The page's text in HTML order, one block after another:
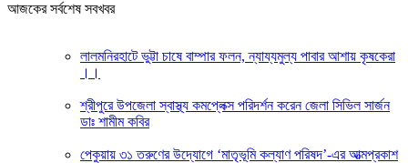
আজকের সর্বশেষ সবখবর
লালমনিরহাটে ভুট্টা চাষে বাম্পার ফলন, ন্যায্যমুল্য পাবার আশায় কৃষকেরা
।।
শ্রীপুরে উপজেলা স্বাস্থ্য কমপ্লেক্স পরিদর্শন করেন জেলা সিভিল সার্জন
ডাঃ শামীম কবির
পেকুয়ায় ৩১ তরুণের উদ্যোগে ‘মাতৃভূমি কল্যাণ পরিষদ’-এর আত্মপ্রকাশ